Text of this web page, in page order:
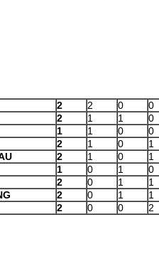
2 2 0
0
2 1 1
0
1 1 0
0
2 1 0
1
2 1 0
1
1 0 1
0
2 0 1
1
2 0 1
1
2 0 0 2